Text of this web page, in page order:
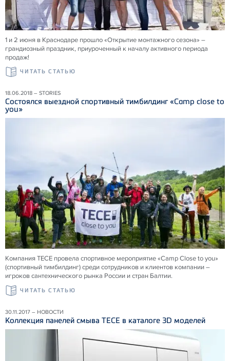
1 и 2 июня в Краснодаре прошло «Открытие монтажного сезона» –
грандиозный праздник, приуроченный к началу активного периода
продаж!
ЧИТАТЬ СТАТЬЮ
18.06.2018 – STORIES
Состоялся выездной спортивный тимбилдинг «Camp close to
you»
Компания ТЕСЕ провела спортивное мероприятие «Camp Close to you»
(спортивный тимбилдинг) среди сотрудников и клиентов компании –
игроков сантехнического рынка России и стран Балтии.
ЧИТАТЬ СТАТЬЮ
30.11.2017 – НОВОСТИ
Коллекция панелей смыва ТЕСЕ в каталоге 3D моделей